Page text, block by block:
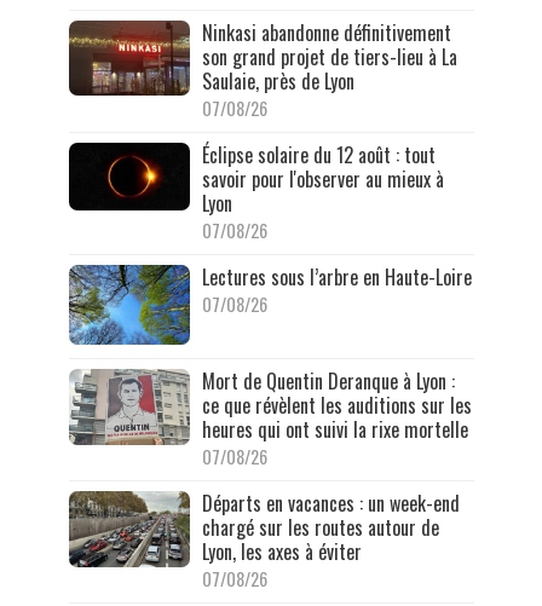
Ninkasi abandonne définitivement
son grand projet de tiers-lieu à La
Saulaie, près de Lyon
07/08/26
Éclipse solaire du 12 août : tout
savoir pour l'observer au mieux à
Lyon
07/08/26
Lectures sous l’arbre en Haute-Loire
07/08/26
Mort de Quentin Deranque à Lyon :
ce que révèlent les auditions sur les
heures qui ont suivi la rixe mortelle
07/08/26
Départs en vacances : un week-end
chargé sur les routes autour de
Lyon, les axes à éviter
07/08/26